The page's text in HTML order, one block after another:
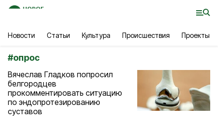
Новости Статьи Культура Происшествия Проекты
#опрос
Вячеслав Гладков попросил
белгородцев
прокомментировать ситуацию
по эндопротезированию
суставов